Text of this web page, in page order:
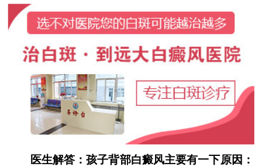
医生解答：孩子背部白癜风主要有一下原因：